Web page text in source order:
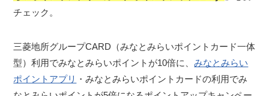
チェック。
三菱地所グループCARD（みなとみらいポイントカード一体
型）利用でみなとみらいポイントが10倍に、みなとみらい
ポイントアプリ ・みなとみらいポイントカードの利用でみ